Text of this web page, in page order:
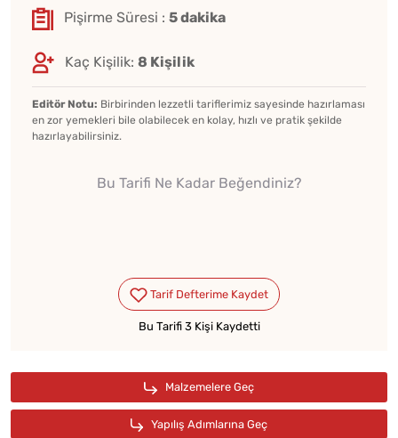
Pişirme Süresi : 5 dakika
Kaç Kişilik: 8 Kişilik
Editör Notu: Birbirinden lezzetli tariflerimiz sayesinde hazırlaması
en zor yemekleri bile olabilecek en kolay, hızlı ve pratik şekilde
hazırlayabilirsiniz.
Bu Tarifi Ne Kadar Beğendiniz?
Bu Tarifi 3 Kişi Kaydetti